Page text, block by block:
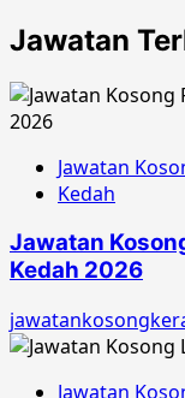
Jawatan
Jawatan
Kedah
Jawatan
Kedah 2026
Jawatan